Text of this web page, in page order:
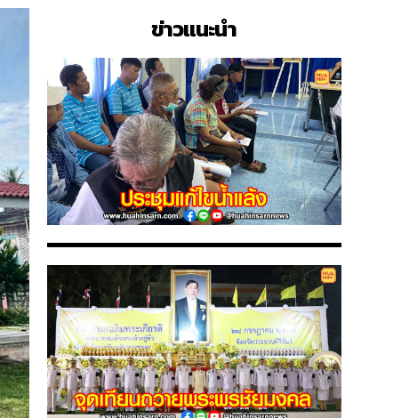
ข่าวแนะนำ